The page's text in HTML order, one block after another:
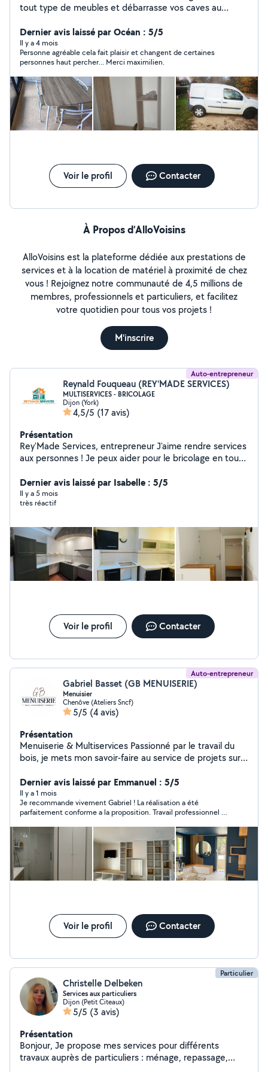
tout type de meubles et débarrasse vos caves au
prestations possibles chargement déchargement. Ou je
m'occupe de tous emballage du fragile et fait vos
cartons vous livre vos courses vos aliments peuve rester
au frais Je peux aussi faires des petits travaux
Dernier avis laissé par Océan : 5/5
Il y a 4 mois
Personne agréable cela fait plaisir et changent de certaines
personnes haut percher... Merci maximilien.
Voir le profil Contacter
À Propos d’AlloVoisins
AlloVoisins est la plateforme dédiée aux prestations de
services et à la location de matériel à proximité de chez
vous ! Rejoignez notre communauté de 4,5 millions de
membres, professionnels et particuliers, et facilitez
votre quotidien pour tous vos projets !
M'inscrire
Auto-entrepreneur
Reynald Fouqueau (REY'MADE SERVICES)
MULTISERVICES - BRICOLAGE
Dijon (York)
4,5/5 (17 avis)
Présentation
Rey'Made Services, entrepreneur J'aime rendre services
aux personnes ! Je peux aider pour le bricolage en tout
Très polyvalent Renovation maison /salle de bain /
plomberie / electricité / peinture
Dernier avis laissé par Isabelle : 5/5
Il y a 5 mois
très réactif
Voir le profil Contacter
Auto-entrepreneur
Gabriel Basset (GB MENUISERIE)
Menuisier
Chenôve (Ateliers Sncf)
5/5 (4 avis)
Présentation
Menuiserie & Multiservices Passionné par le travail du
bois, je mets mon savoir-faire au service de projets sur
Soucieux du détail et du travail bien fait, j'accorde une
grande importance à la satisfaction du client et à la
durabilité de chaque réalisation. Polyvalent, j'interviens
également dans le multiservice pour répondre à divers
besoins du quotidien : petites réparations, entretien ou
améliorations de l'habitat. Mon objectif est d'offrir un
service complet, professionnel et de confiance, adapté
à chaque demande.
Dernier avis laissé par Emmanuel : 5/5
Il y a 1 mois
Je recommande vivement Gabriel ! La réalisation a été
parfaitement conforme a la proposition. Travail professionnel et
Voir le profil Contacter
Particulier
Christelle Delbeken
Services aux particuliers
Dijon (Petit Citeaux)
5/5 (3 avis)
Présentation
Bonjour, Je propose mes services pour différents
travaux auprès de particuliers : ménage, repassage,